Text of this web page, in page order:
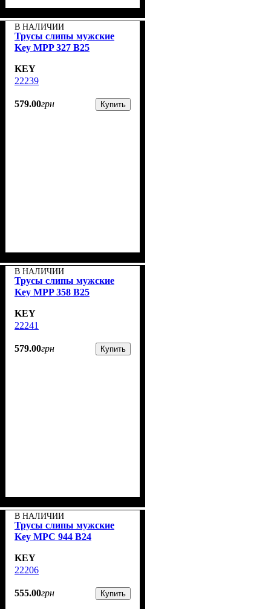
В НАЛИЧИИ
Трусы слипы мужские
Key MPP 327 B25
KEY
22239
579.00грн Купить
В НАЛИЧИИ
Трусы слипы мужские
Key MPP 358 B25
KEY
22241
579.00грн Купить
В НАЛИЧИИ
Трусы слипы мужские
Key MPC 944 B24
KEY
22206
555.00грн Купить